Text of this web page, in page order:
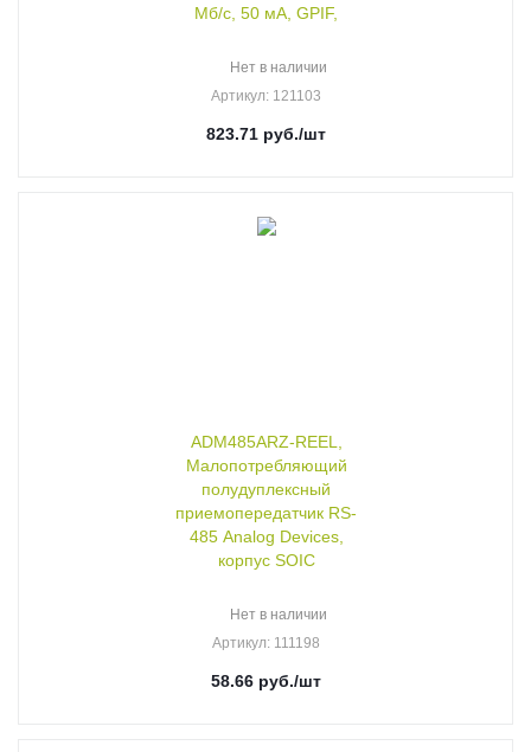
Мб/с, 50 мА, GPIF,
Нет в наличии
Артикул: 121103
823.71 руб./шт
ADM485ARZ-REEL,
Малопотребляющий
полудуплексный
приемопередатчик RS-
485 Analog Devices,
корпус SOIC
Нет в наличии
Артикул: 111198
58.66 руб./шт